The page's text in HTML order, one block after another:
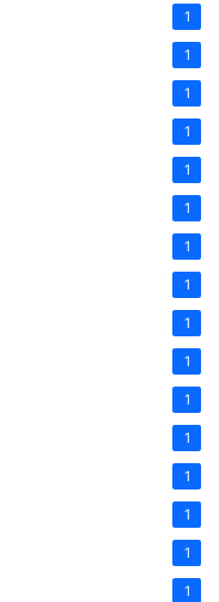
1
1
1
1
1
1
1
1
1
1
1
1
1
1
1
1